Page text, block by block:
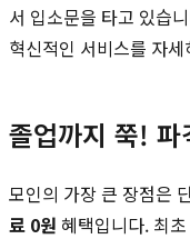
서 입소문을 타고 있습
혁신적인 서비스를 자
졸업까지 쭉! 파
모인의 가장 큰 장점은
료 0원 혜택입니다. 최